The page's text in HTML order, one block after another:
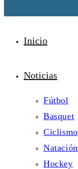
Inicio
Noticias
Fútbol
Basquet
Ciclismo
Natación
Hockey